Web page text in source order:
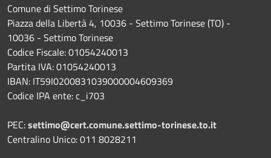
Comune di Settimo Torinese
Piazza della Libertà 4, 10036 - Settimo Torinese (TO) -
10036 - Settimo Torinese
Codice Fiscale: 01054240013
Partita IVA: 01054240013
IBAN: IT59I0200831039000004609369
Codice IPA ente: c_i703
PEC:settimo@cert.comune.settimo-torinese.to.it
Centralino Unico: 011 8028211